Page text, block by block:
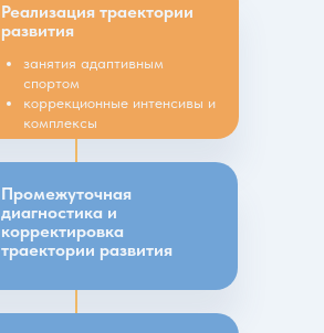
Реализация траектории
развития
занятия адаптивным
спортом
коррекционные интенсивы и
комплексы
Промежуточная
диагностика и
корректировка
траектории развития